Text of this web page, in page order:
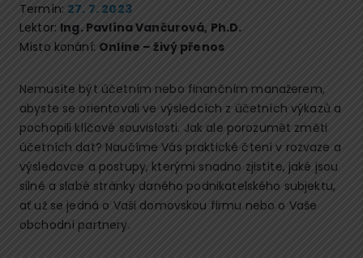
Termín: 27. 7. 2023
Lektor: Ing. Pavlína Vančurová, Ph.D.
Místo konání: Online – živý přenos
Nemusíte být účetním nebo finančním manažerem,
abyste se orientovali ve výsledcích z účetních výkazů a
pochopili klíčové souvislosti. Jak ale porozumět změti
účetních dat? Naučíme Vás praktické čtení v rozvaze a
výsledovce a postupy, kterými snadno zjistíte, jaké jsou
silné a slabé stránky daného podnikatelského subjektu,
ať už se jedná o Vaši domovskou firmu nebo o Vaše
obchodní partnery.